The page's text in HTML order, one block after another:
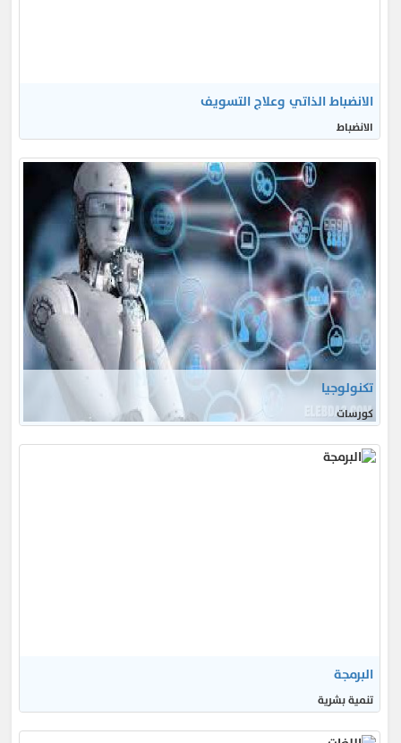
الانضباط الذاتي وعلاج التسويف
الانضباط
تكنولوجيا
كورسات
البرمجة
تنمية بشرية